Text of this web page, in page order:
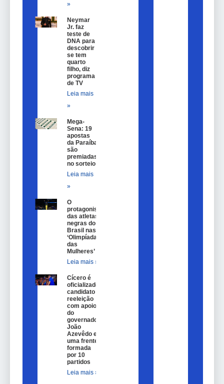
»
Neymar
Jr. faz
teste de
DNA para
descobrir
se tem
quarto
filho, diz
programa
de TV
Leia mais
»
Mega-
Sena: 19
apostas
da Paraíba
são
premiadas
no sorteio
Leia mais
»
O
protagonismo
das atletas
negras do
Brasil nas
‘Olimpíadas
das
Mulheres’
Leia mais »
Cícero é
oficializado
candidato a
reeleição
com apoio
do
governador
João
Azevêdo e
uma frente
formada
por 10
partidos
Leia mais »